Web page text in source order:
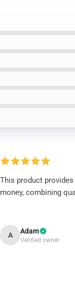
This product
money, combining
A Adam
Verified owner